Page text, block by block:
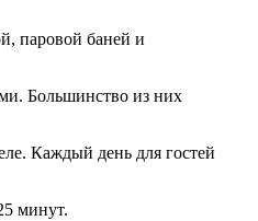
паровой баней и
Большинство из них
Каждый день для гостей
минут.